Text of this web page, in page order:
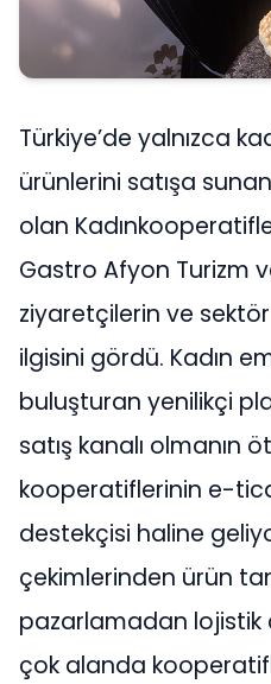
Türkiye’de yalnızca
ürünlerini satışa
olan
Gastro Afyon Turizm
ziyaretçilerin ve
ilgisini gördü. Kadın
buluşturan yenilikçi
satış kanalı olmanın
kooperatiflerinin e-
destekçisi haline
çekimlerinden ürün
pazarlamadan lojistik
çok alanda